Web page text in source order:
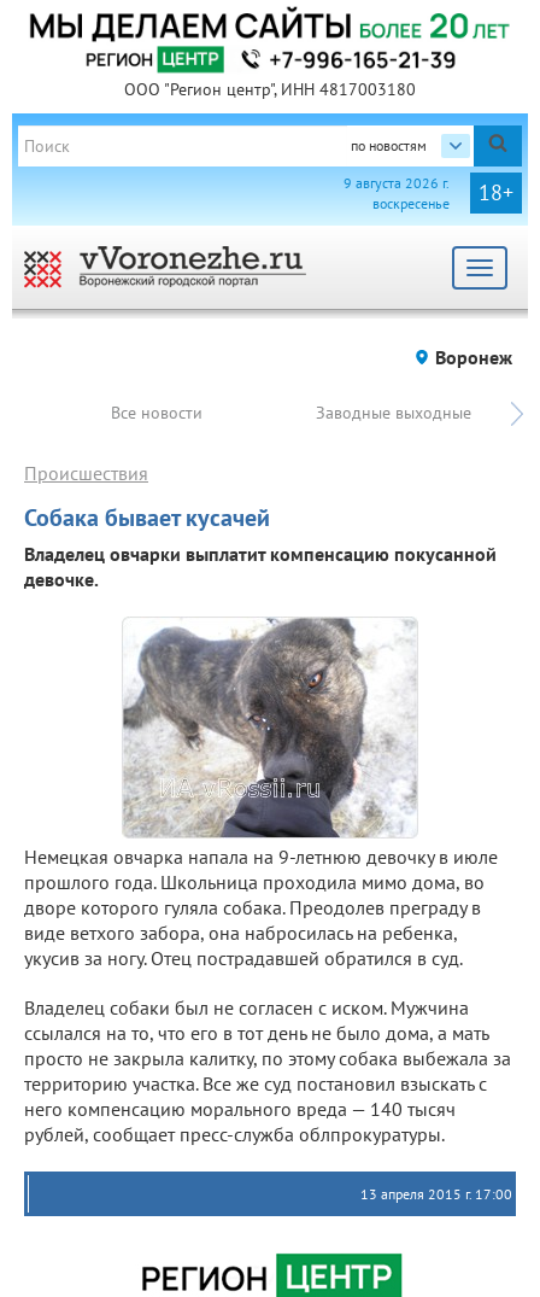
ООО "Регион центр", ИНН 4817003180
по новостям
18+
9 августа 2026 г.
воскресенье
Toggle
Воронеж
Все новости Заводные выходные
Собака бывает кусачей
Происшествия
Владелец овчарки выплатит компенсацию покусанной
девочке.
Немецкая овчарка напала на 9-летнюю девочку в июле
прошлого года. Школьница проходила мимо дома, во
дворе которого гуляла собака. Преодолев преграду в
виде ветхого забора, она набросилась на ребенка,
укусив за ногу. Отец пострадавшей обратился в суд.
Владелец собаки был не согласен с иском. Мужчина
ссылался на то, что его в тот день не было дома, а мать
просто не закрыла калитку, по этому собака выбежала за
территорию участка. Все же суд постановил взыскать с
него компенсацию морального вреда — 140 тысяч
рублей, сообщает пресс-служба облпрокуратуры.
13 апреля 2015 г. 17:00